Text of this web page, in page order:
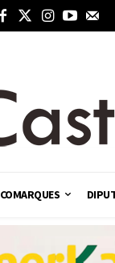
COMARQUES